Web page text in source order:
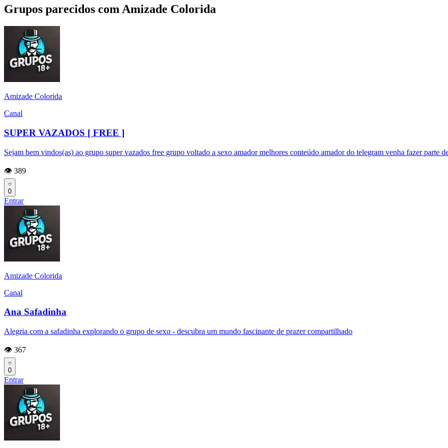
Grupos parecidos com Amizade Colorida
Amizade Colorida
Canal
SUPER VAZADOS [ FREE ]
Sejam bem vindos(as) ao grupo super vazados free grupo voltado a sexo amador melhores conteúdo amador do telegram venha fazer parte
👁️ 389
0
Entrar
Amizade Colorida
Canal
Ana Safadinha
Alegria com a safadinha explorando o grupo de sexo - descubra um mundo fascinante de prazer compartilhado
👁️ 367
0
Entrar